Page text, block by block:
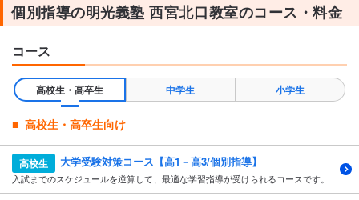
個別指導の明光義塾 西宮北口教室のコース・料金
コース
高校生・高卒生 中学生 小学生
高校生・高卒生向け
高校生 大学受験対策コース【高1－高3/個別指導】
入試までのスケジュールを逆算して、最適な学習指導が受けられるコースです。